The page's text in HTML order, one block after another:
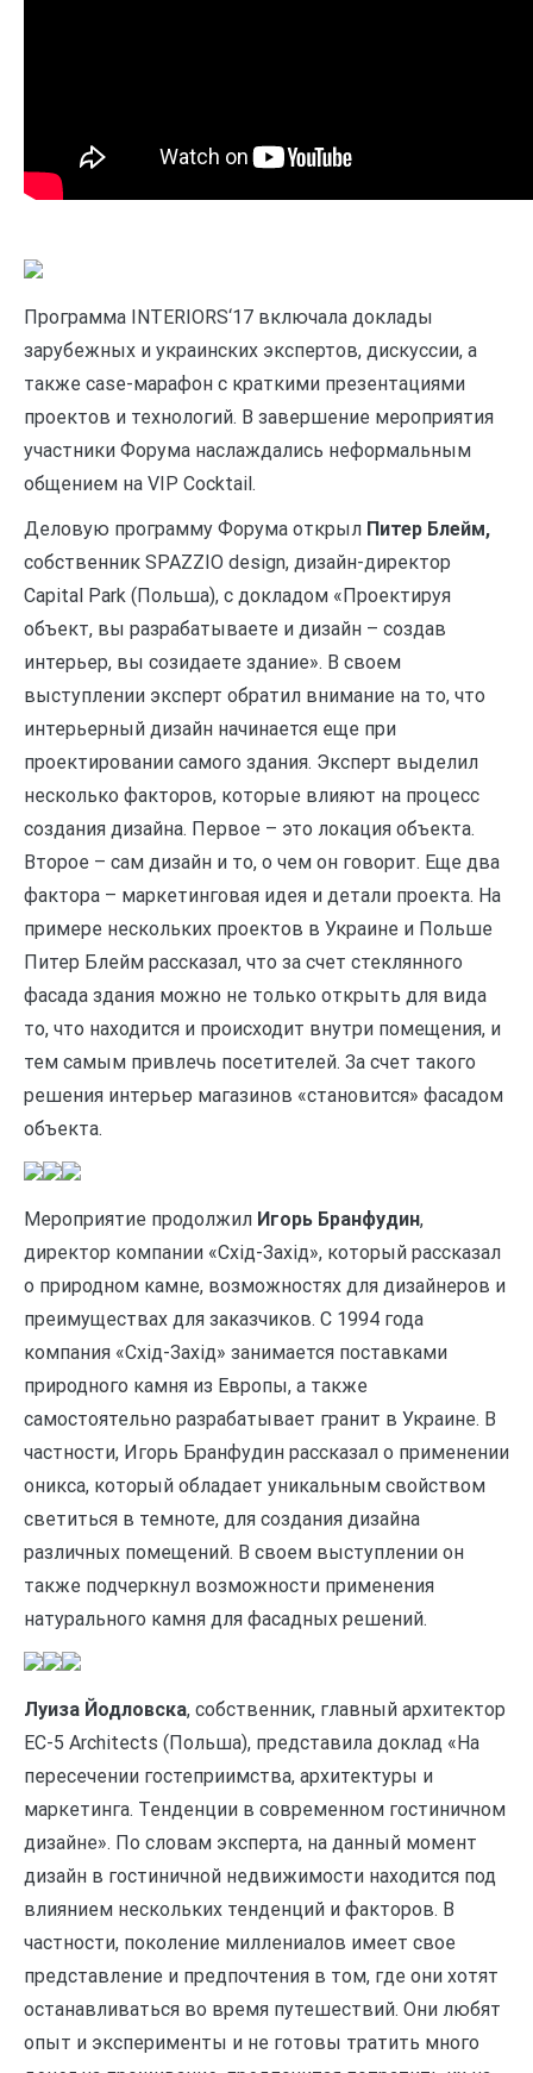
Программа INTERIORS‘17 включала доклады
зарубежных и украинских экспертов, дискуссии, а
также case-марафон с краткими презентациями
проектов и технологий. В завершение мероприятия
участники Форума наслаждались неформальным
общением на VIP Cocktail.
Деловую программу Форума открыл Питер Блейм,
собственник SPAZZIO design, дизайн-директор
Capital Park (Польша), с докладом «Проектируя
объект, вы разрабатываете и дизайн – создав
интерьер, вы созидаете здание». В своем
выступлении эксперт обратил внимание на то, что
интерьерный дизайн начинается еще при
проектировании самого здания. Эксперт выделил
несколько факторов, которые влияют на процесс
создания дизайна. Первое – это локация объекта.
Второе – сам дизайн и то, о чем он говорит. Еще два
фактора – маркетинговая идея и детали проекта. На
примере нескольких проектов в Украине и Польше
Питер Блейм рассказал, что за счет стеклянного
фасада здания можно не только открыть для вида
то, что находится и происходит внутри помещения, и
тем самым привлечь посетителей. За счет такого
решения интерьер магазинов «становится» фасадом
объекта.
Мероприятие продолжил Игорь Бранфудин,
директор компании «Схід-Захід», который рассказал
о природном камне, возможностях для дизайнеров и
преимуществах для заказчиков. С 1994 года
компания «Схід-Захід» занимается поставками
природного камня из Европы, а также
самостоятельно разрабатывает гранит в Украине. В
частности, Игорь Бранфудин рассказал о применении
оникса, который обладает уникальным свойством
светиться в темноте, для создания дизайна
различных помещений. В своем выступлении он
также подчеркнул возможности применения
натурального камня для фасадных решений.
Луиза Йодловска, собственник, главный архитектор
EC-5 Architects (Польша), представила доклад «На
пересечении гостеприимства, архитектуры и
маркетинга. Тенденции в современном гостиничном
дизайне». По словам эксперта, на данный момент
дизайн в гостиничной недвижимости находится под
влиянием нескольких тенденций и факторов. В
частности, поколение миллениалов имеет свое
представление и предпочтения в том, где они хотят
останавливаться во время путешествий. Они любят
опыт и эксперименты и не готовы тратить много